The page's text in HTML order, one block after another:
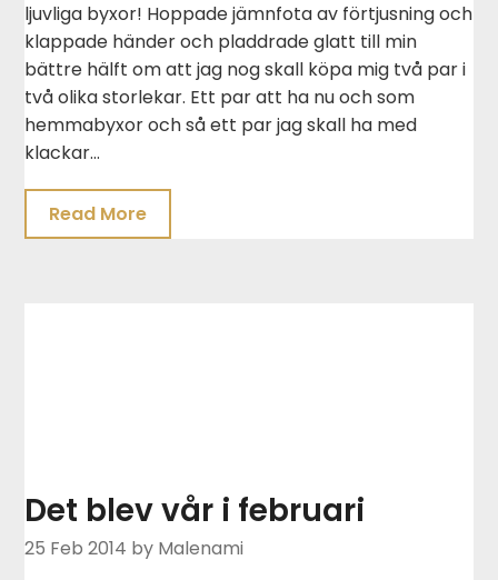
ljuvliga byxor! Hoppade jämnfota av förtjusning och
klappade händer och pladdrade glatt till min
bättre hälft om att jag nog skall köpa mig två par i
två olika storlekar. Ett par att ha nu och som
hemmabyxor och så ett par jag skall ha med
klackar…
Read More
Det blev vår i februari
25 Feb 2014 by Malenami